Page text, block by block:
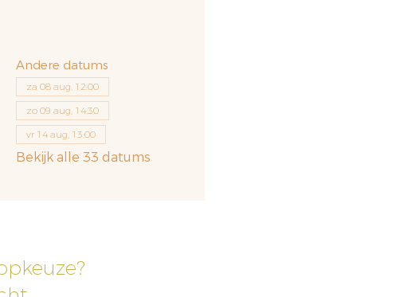
Andere datums
za 08 aug, 12:00
zo 09 aug, 14:30
vr 14 aug, 13:00
Bekijk alle 33 datums